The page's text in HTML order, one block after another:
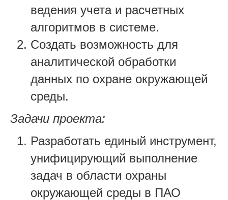
ведения учета и расчетных
алгоритмов в системе.
Создать возможность для
аналитической обработки
данных по охране окружающей
среды.
Задачи проекта:
Разработать единый инструмент,
унифицирующий выполнение
задач в области охраны
окружающей среды в ПАО